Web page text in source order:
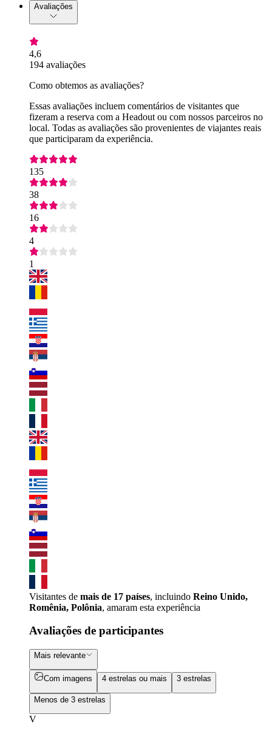
Avaliações
4,6
194 avaliações
Como obtemos as avaliações?
Essas avaliações incluem comentários de visitantes que
fizeram a reserva com a Headout ou com nossos parceiros no
local. Todas as avaliações são provenientes de viajantes reais
que participaram da experiência.
135
38
16
4
1
Visitantes de mais de 17 países, incluindo Reino Unido,
Romênia, Polônia, amaram esta experiência
Avaliações de participantes
Mais relevante
Com imagens 4 estrelas ou mais 3 estrelas
Menos de 3 estrelas
V